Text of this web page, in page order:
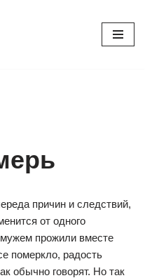
причин и следствий,
от одного
прожили вместе
померкло, радость
обычно говорят. Но так